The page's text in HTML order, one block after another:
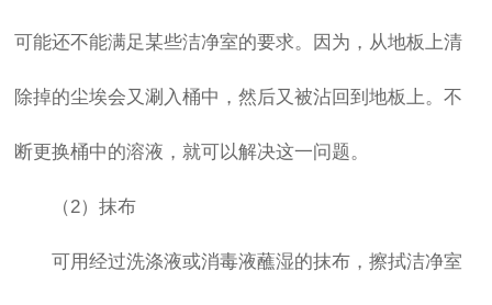
可能还不能满足某些洁净室的要求。因为，从地板上清
除掉的尘埃会又涮入桶中，然后又被沾回到地板上。不
断更换桶中的溶液，就可以解决这一问题。
（2）抹布
可用经过洗涤液或消毒液蘸湿的抹布，擦拭洁净室